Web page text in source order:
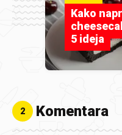
Kako
5 ideja
2 Komentara